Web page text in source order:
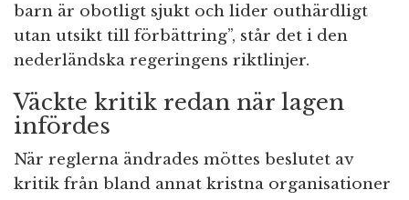
barn är obotligt sjukt och lider outhärdligt
utan utsikt till förbättring”, står det i den
nederländska regeringens riktlinjer.
Väckte kritik redan när lagen
infördes
När reglerna ändrades möttes beslutet av
kritik från bland annat kristna organisationer